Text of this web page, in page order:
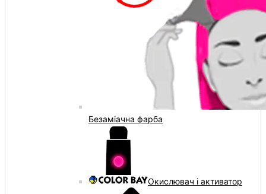
Безаміачна фарба
Окислювач і активатор